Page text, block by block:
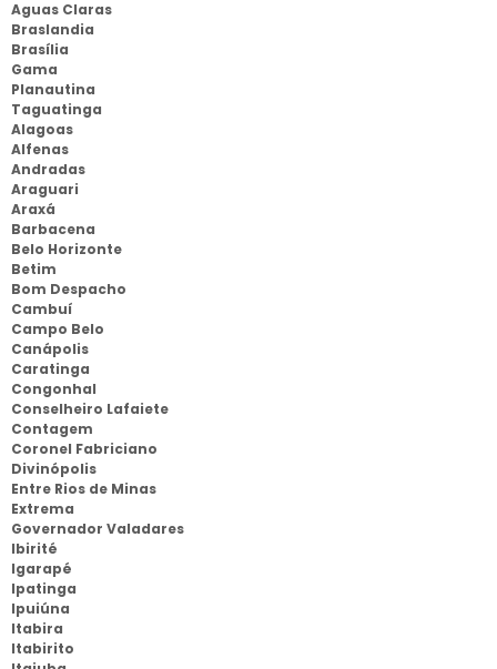
Aguas Claras
Braslandia
Brasília
Gama
Planautina
Taguatinga
Alagoas
Alfenas
Andradas
Araguari
Araxá
Barbacena
Belo Horizonte
Betim
Bom Despacho
Cambuí
Campo Belo
Canápolis
Caratinga
Congonhal
Conselheiro Lafaiete
Contagem
Coronel Fabriciano
Divinópolis
Entre Rios de Minas
Extrema
Governador Valadares
Ibirité
Igarapé
Ipatinga
Ipuiúna
Itabira
Itabirito